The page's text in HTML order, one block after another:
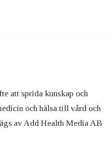
att sprida kunskap och
och hälsa till vård och
av Add Health Media AB